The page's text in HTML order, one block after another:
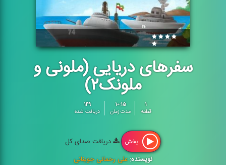
سفرهای دریایی (ملونی و
ملونک۲)
۱
قطعه
۱۰:۱۵
مدت زمان
۱۴۹
دریافت شده
پخش
دریافت صدای کل
نویسنده: علی رحمانی جوینانی